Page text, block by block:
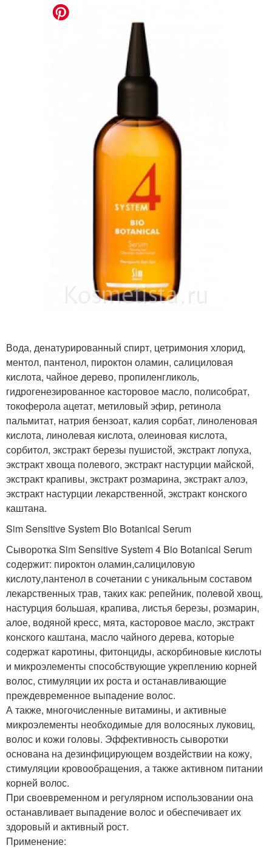
Вода, денатурированный спирт, цетримония хлорид,
ментол, пантенол, пироктон оламин, салициловая
кислота, чайное дерево, пропиленгликоль,
гидрогенезированное касторовое масло, полисобрат,
токоферола ацетат, метиловый эфир, ретинола
пальмитат, натрия бензоат, калия сорбат, линоленовая
кислота, линолевая кислота, олеиновая кислота,
сорбитол, экстракт березы пушистой, экстракт лопуха,
экстракт хвоща полевого, экстракт настурции майской,
экстракт крапивы, экстракт розмарина, экстракт алоэ,
экстракт настурции лекарственной, экстракт конского
каштана.
Sim Sensitive System Bio Botanical Serum
Сыворотка Sim Sensitive System 4 Bio Botanical Serum
содержит: пироктон оламин,салициловую
кислоту,пантенол в сочетании с уникальным составом
лекарственных трав, таких как: репейник, полевой хвощ,
настурция большая, крапива, листья березы, розмарин,
алое, водяной кресс, мята, касторовое масло, экстракт
конского каштана, масло чайного дерева, которые
содержат каротины, фитонциды, аскорбиновые кислоты
и микроэлементы способствующие укреплению корней
волос, стимуляции их роста и останавливающие
преждевременное выпадение волос.
А также, многочисленные витамины, и активные
микроэлементы необходимые для волосяных луковиц,
волос и кожи головы. Эффективность сыворотки
основана на дезинфицирующем воздействии на кожу,
стимуляции кровообращения, а также активном питании
корней волос.
При своевременном и регулярном использовании она
останавливает выпадение волос и обеспечивает их
здоровый и активный рост.
Применение: